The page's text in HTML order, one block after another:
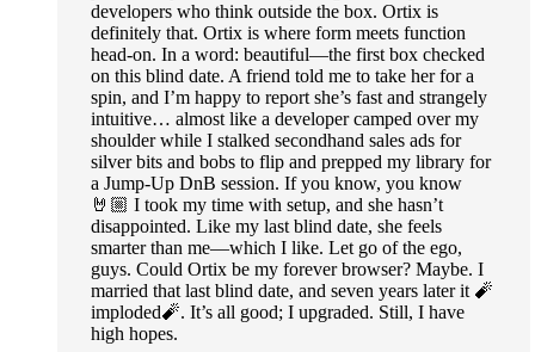
developers who think outside the box. Ortix is
definitely that. Ortix is where form meets function
head-on. In a word: beautiful—the first box checked
on this blind date. A friend told me to take her for a
spin, and I’m happy to report she’s fast and strangely
intuitive… almost like a developer camped over my
shoulder while I stalked secondhand sales ads for
silver bits and bobs to flip and prepped my library for
a Jump-Up DnB session. If you know, you know
🤘🏼 I took my time with setup, and she hasn’t
disappointed. Like my last blind date, she feels
smarter than me—which I like. Let go of the ego,
guys. Could Ortix be my forever browser? Maybe. I
married that last blind date, and seven years later it 🧨
imploded🧨. It’s all good; I upgraded. Still, I have
high hopes.